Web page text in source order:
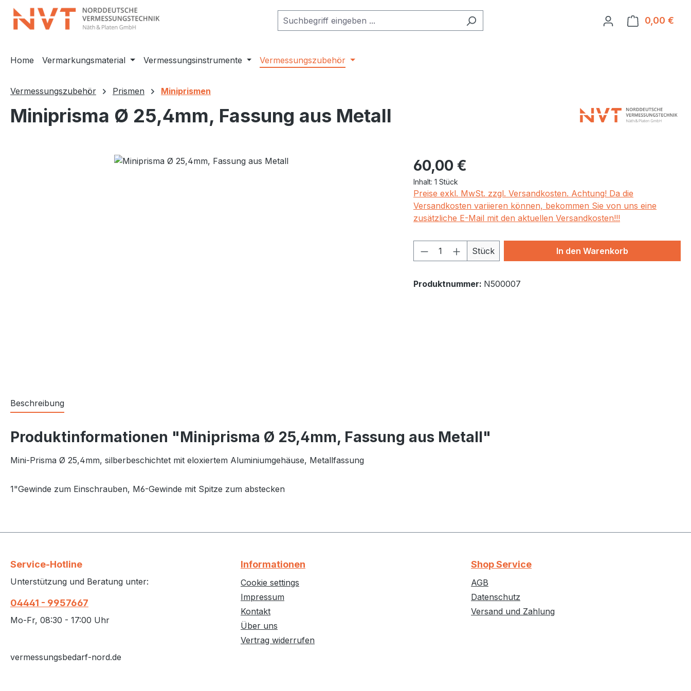
Hauptinhalt springen
Zur Suche springen
Zur Hauptnavigation springen
0,00 €
Home Vermarkungsmaterial Vermessungsinstrumente Vermessungszubehör
Vermessungszubehör Prismen Miniprismen
Miniprisma Ø 25,4mm, Fassung aus Metall
Regulärer Preis:
60,00 €
Inhalt: 1 Stück
Preise exkl. MwSt. zzgl. Versandkosten. Achtung! Da die
Versandkosten variieren können, bekommen Sie von uns eine
zusätzliche E-Mail mit den aktuellen Versandkosten!!!
Produkt Anzahl: Gib den gewünschten Wert
Stück In den Warenkorb
Produktnummer: N500007
Beschreibung
Produktinformationen "Miniprisma Ø 25,4mm, Fassung aus Metall"
Mini-Prisma Ø 25,4mm, silberbeschichtet mit eloxiertem Aluminiumgehäuse, Metallfassung
1"Gewinde zum Einschrauben, M6-Gewinde mit Spitze zum abstecken
Service-Hotline
Unterstützung und Beratung unter:
04441 - 9957667
Mo-Fr, 08:30 - 17:00 Uhr
vermessungsbedarf-nord.de
Informationen
Cookie settings
Impressum
Kontakt
Über uns
Vertrag widerrufen
Shop Service
AGB
Datenschutz
Versand und Zahlung